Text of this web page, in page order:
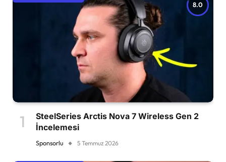
8.0
SteelSeries Arctis Nova 7 Wireless Gen 2
İncelemesi
Sponsorlu 5 Temmuz 2026